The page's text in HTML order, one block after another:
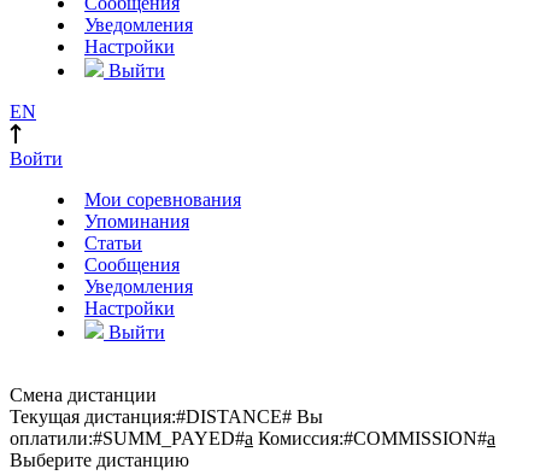
Уведомления
Настройки
Выйти
EN
Войти
Мои соревнования
Упоминания
Статьи
Сообщения
Уведомления
Настройки
Выйти
Смена дистанции
Текущая дистанция:#DISTANCE# Вы
оплатили:#SUMM_PAYED#a Комиссия:#COMMISSION#a
Выберите дистанцию